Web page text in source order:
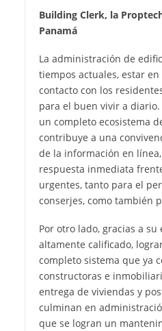
Building Clerk, la
Panamá
La administración de
tiempos actuales, estar
contacto con los
para el buen vivir a
un completo ecosistema
contribuye a una
de la información en
respuesta inmediata
urgentes, tanto para el
conserjes, como también
Por otro lado, gracias a
altamente calificado,
completo sistema que ya
constructoras e
entrega de viviendas y
culminan en
que se logran un